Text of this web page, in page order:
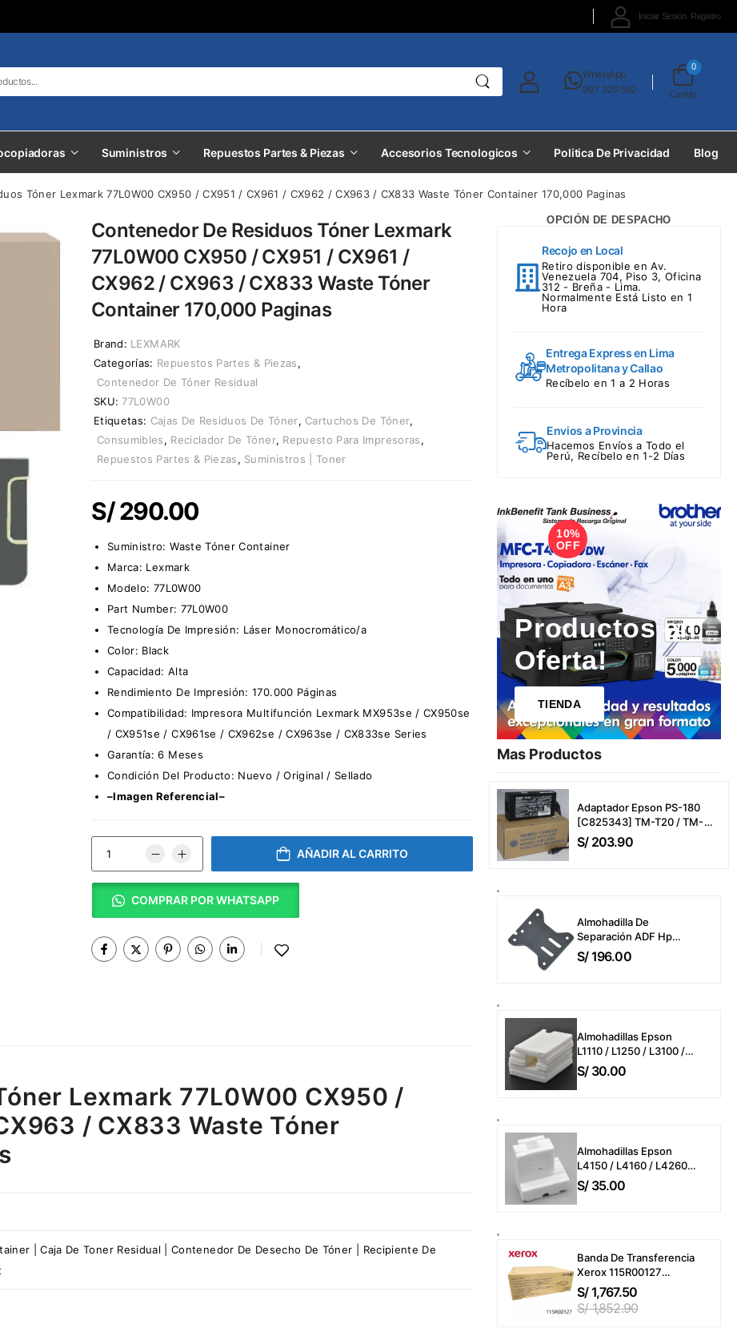
Iniciar Sesión Registro
WhatsApp
907 329 562
Carrito
0
Suministros Repuestos Partes & Piezas Accesorios Tecnologicos Politica De Privacidad Blog
Tóner Lexmark 77L0W00 CX950 / CX951 / CX961 / CX962 / CX963 / CX833 Waste Tóner Container 170,000 Paginas
OPCIÓN DE DESPACHO
Recojo en Local
Retiro disponible en Av.
Venezuela 704, Piso 3, Oficina
312 - Breña - Lima.
Normalmente Está Listo en 1
Hora
Entrega Express en Lima
Metropolitana y Callao
Recíbelo en 1 a 2 Horas
Envios a Provincia
Hacemos Envíos a Todo el
Perú, Recíbelo en 1-2 Días
1
10%
OFF
Productos en
Oferta!
TIENDA
Mas Productos​
Adaptador Epson PS-180
[C825343] TM-T20 / TM-
T20Iii / TM-T20Iiil / TM-P20
/ TM-P20-551 / TMU-220 /
S/203.90
Almohadilla De
Separación ADF Hp
B3Q10-40080 Color
LaserJet Pro MFP
Only
S/196.00
Almohadillas Epson
L1110 / L1250 / L3100 /
L3110 / L3210 / L3150 /
L3250 / L3160 / L3260 /
S/30.00
Almohadillas Epson
L4150 / L4160 / L4260 /
L6161 / L6191 / L6270 /
L14150 / ET-M2170 / ET-
S/35.00
Banda De Transferencia
Xerox 115R00127
VersaLink C7000 /
C7020 / C7025 / C7030
Transfer Belt 200,000
S/1,767.50
S/1,852.90
Contenedor De Residuos Tóner Lexmark
77L0W00 CX950 / CX951 / CX961 /
CX962 / CX963 / CX833 Waste Tóner
Container 170,000 Paginas
Brand: LEXMARK
Categorías: Repuestos Partes & Piezas,
Contenedor De Tóner Residual
SKU: 77L0W00
Etiquetas: Cajas De Residuos De Tóner, Cartuchos De Tóner,
Consumibles, Reciclador De Tóner, Repuesto Para Impresoras,
Repuestos Partes & Piezas, Suministros | Toner
S/290.00
Suministro: Waste Tóner Container
Marca: Lexmark
Modelo: 77L0W00
Part Number: 77L0W00
Tecnología De Impresión: Láser Monocromático/a
Color: Black
Capacidad: Alta
Rendimiento De Impresión: 170.000 Páginas
Compatibilidad: Impresora Multifunción Lexmark MX953se / CX950se
/ CX951se / CX961se / CX962se / CX963se / CX833se Series
Garantía: 6 Meses
Condición Del Producto: Nuevo / Original / Sellado
–Imagen Referencial–
AÑADIR AL CARRITO
COMPRAR POR WHATSAPP
Lexmark 77L0W00 CX950 /
/ CX833 Waste Tóner
| Caja De Toner Residual | Contenedor De Desecho De Tóner | Recipiente De